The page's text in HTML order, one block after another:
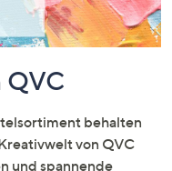
QVC
behalten
von QVC
und spannende